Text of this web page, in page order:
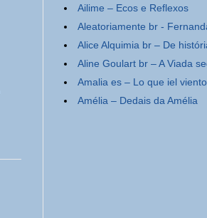
Ailime – Ecos e Reflexos
Aleatoriamente br -
Alice Alquimia br – De
Aline Goulart br – A Viada
Amalia es – Lo que iel
Amélia – Dedais da Amélia